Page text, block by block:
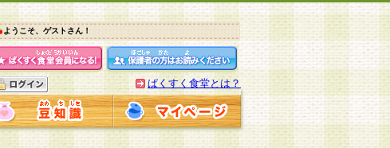
ようこそ、ゲストさん！
ぱくすく食堂とは？